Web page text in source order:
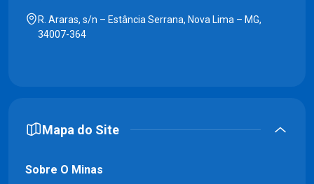
R. Araras, s/n – Estância Serrana, Nova Lima – MG,
34007-364
Mapa do Site
Sobre O Minas